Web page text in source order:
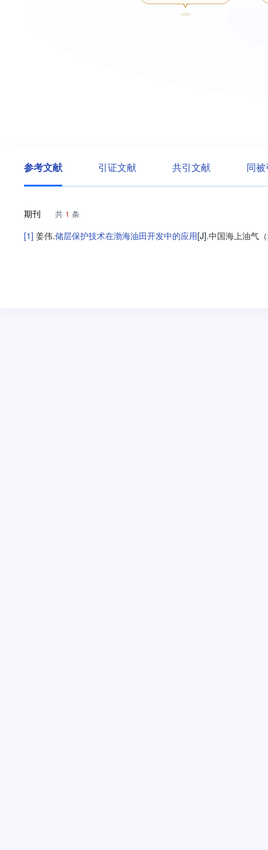
参考文献 引证文献 共引文献 同
期刊 共 1 条
[1] 姜伟.储层保护技术在渤海油田开发中的应用[J].中国海上油气